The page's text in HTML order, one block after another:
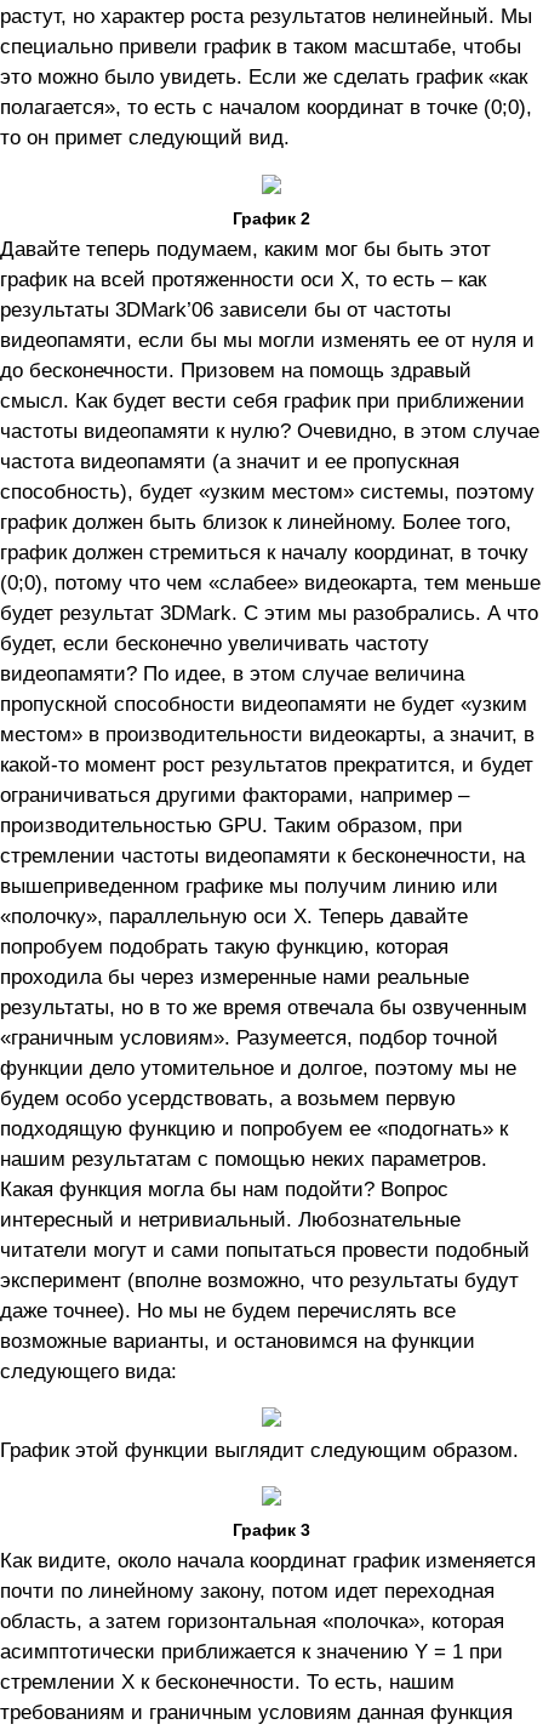
растут, но характер роста результатов нелинейный. Мы
специально привели график в таком масштабе, чтобы
это можно было увидеть. Если же сделать график «как
полагается», то есть с началом координат в точке (0;0),
то он примет следующий вид.
График 2
Давайте теперь подумаем, каким мог бы быть этот
график на всей протяженности оси Х, то есть – как
результаты 3DMark’06 зависели бы от частоты
видеопамяти, если бы мы могли изменять ее от нуля и
до бесконечности. Призовем на помощь здравый
смысл. Как будет вести себя график при приближении
частоты видеопамяти к нулю? Очевидно, в этом случае
частота видеопамяти (а значит и ее пропускная
способность), будет «узким местом» системы, поэтому
график должен быть близок к линейному. Более того,
график должен стремиться к началу координат, в точку
(0;0), потому что чем «слабее» видеокарта, тем меньше
будет результат 3DMark. С этим мы разобрались. А что
будет, если бесконечно увеличивать частоту
видеопамяти? По идее, в этом случае величина
пропускной способности видеопамяти не будет «узким
местом» в производительности видеокарты, а значит, в
какой-то момент рост результатов прекратится, и будет
ограничиваться другими факторами, например –
производительностью GPU. Таким образом, при
стремлении частоты видеопамяти к бесконечности, на
вышеприведенном графике мы получим линию или
«полочку», параллельную оси Х. Теперь давайте
попробуем подобрать такую функцию, которая
проходила бы через измеренные нами реальные
результаты, но в то же время отвечала бы озвученным
«граничным условиям». Разумеется, подбор точной
функции дело утомительное и долгое, поэтому мы не
будем особо усердствовать, а возьмем первую
подходящую функцию и попробуем ее «подогнать» к
нашим результатам с помощью неких параметров.
Какая функция могла бы нам подойти? Вопрос
интересный и нетривиальный. Любознательные
читатели могут и сами попытаться провести подобный
эксперимент (вполне возможно, что результаты будут
даже точнее). Но мы не будем перечислять все
возможные варианты, и остановимся на функции
следующего вида:
График этой функции выглядит следующим образом.
График 3
Как видите, около начала координат график изменяется
почти по линейному закону, потом идет переходная
область, а затем горизонтальная «полочка», которая
асимптотически приближается к значению Y = 1 при
стремлении X к бесконечности. То есть, нашим
требованиям и граничным условиям данная функция